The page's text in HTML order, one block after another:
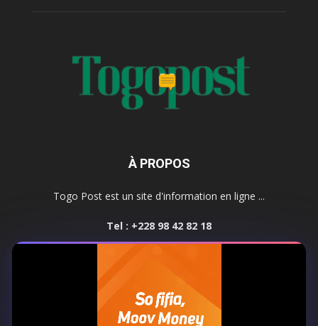
À PROPOS
Togo Post est un site d'information en ligne ...
Tel : +228 98 42 82 18
SUIVEZ NOUS